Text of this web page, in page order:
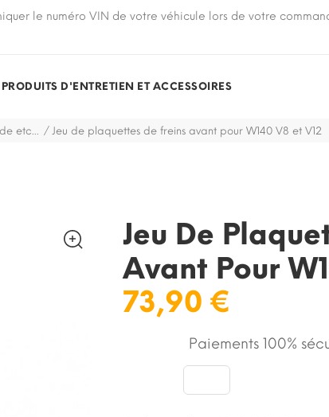
le numéro VIN de votre véhicule lors de votre
PRODUITS D'ENTRETIEN ET ACCESSOIRES
etc... Jeu de plaquettes de freins avant pour W140 V8 et V12
Jeu De
Avant Pour
73,90 €
Paiements 100%